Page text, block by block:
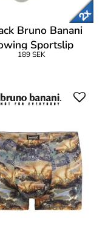
Bruno Banani
Sportslip
189 SEK